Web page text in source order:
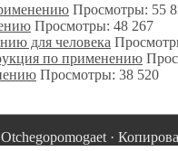
Просмотры: 55
Просмотры: 48 267
для человека
по применению
Просмотры: 38 520
·